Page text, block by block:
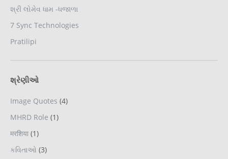
શ્રી લોમેવ ધામ -ધજાળા
7 Sync Technologies
Pratilipi
શ્રેણીઓ
Image Quotes (4)
MHRD Role (1)
मरशिया (1)
કવિતાઓ (3)